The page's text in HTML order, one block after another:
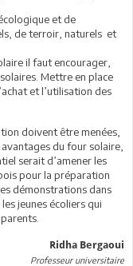
et de
de terroir, naturels et
il faut encourager,
Mettre en place
et l’utilisation des
doivent être menées,
du four solaire,
serait d’amener les
pour la préparation
démonstrations dans
jeunes écoliers qui
Ridha Bergaoui
Professeur universitaire